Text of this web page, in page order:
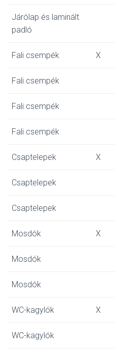
Járólap és laminált
padló
Fali csempék X
Fali csempék
Fali csempék
Fali csempék
Csaptelepek X
Csaptelepek
Csaptelepek
Mosdók X
Mosdók
Mosdók
WC-kagylók X
WC-kagylók